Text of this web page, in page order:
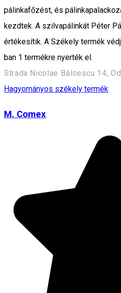
pálinkafőzést, és
kezdtek. A szilvapálinkát Péter
értékesítik. A Székely termék
ban 1 termékre nyerték el.
Hagyományos székely termék
M. Comex